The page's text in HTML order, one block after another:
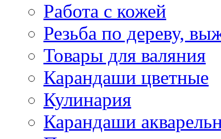
Работа с кожей
Резьба по дереву,
Товары для валяния
Карандаши цветные
Кулинария
Карандаши